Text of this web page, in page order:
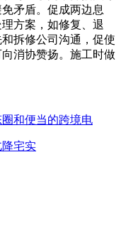
矛盾。促成两边息
方案，如修复、退
拆修公司沟通，促使
消协赞扬。施工时做
和便当的跨境电
宅实